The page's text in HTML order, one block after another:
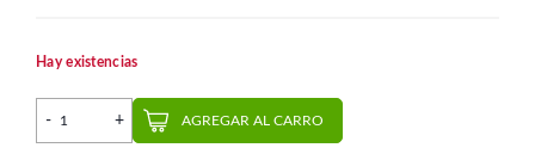
Hay existencias
Pasta Dental Mini Candylover Sandía 10 ml. | Curaprox
AGREGAR AL CARRO